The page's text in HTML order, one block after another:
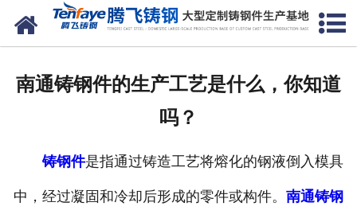
网站首页
南通铸钢件的生产工艺是什么，你知道
吗？
铸钢件是指通过铸造工艺将熔化的钢液倒入模具
中，经过凝固和冷却后形成的零件或构件。 南通铸钢